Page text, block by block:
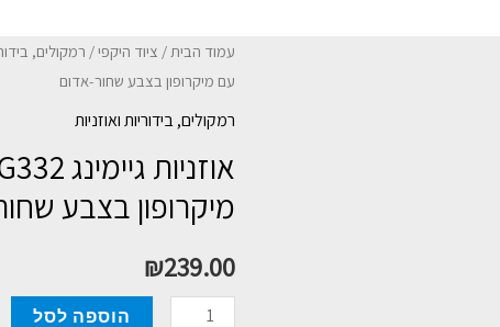
עמוד הבית/ ציוד היקפי/ רמקולים,
עם מיקרופון בצבע שחור-אדום
רמקולים, בידוריות ואוזניות
מיקרופון בצבע
₪239.00
כמות
הוספה לסל